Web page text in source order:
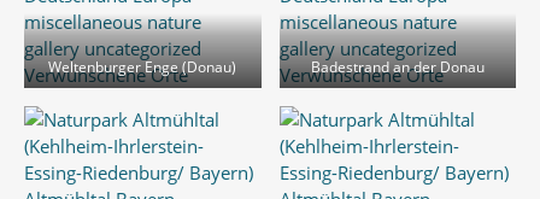
Weltenburger Enge (Donau) Badestrand an der Donau